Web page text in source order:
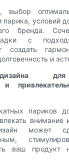
выбор
парика, условий
бренда.
с
создать
и
и
париков
внимание
может
ваш продукт